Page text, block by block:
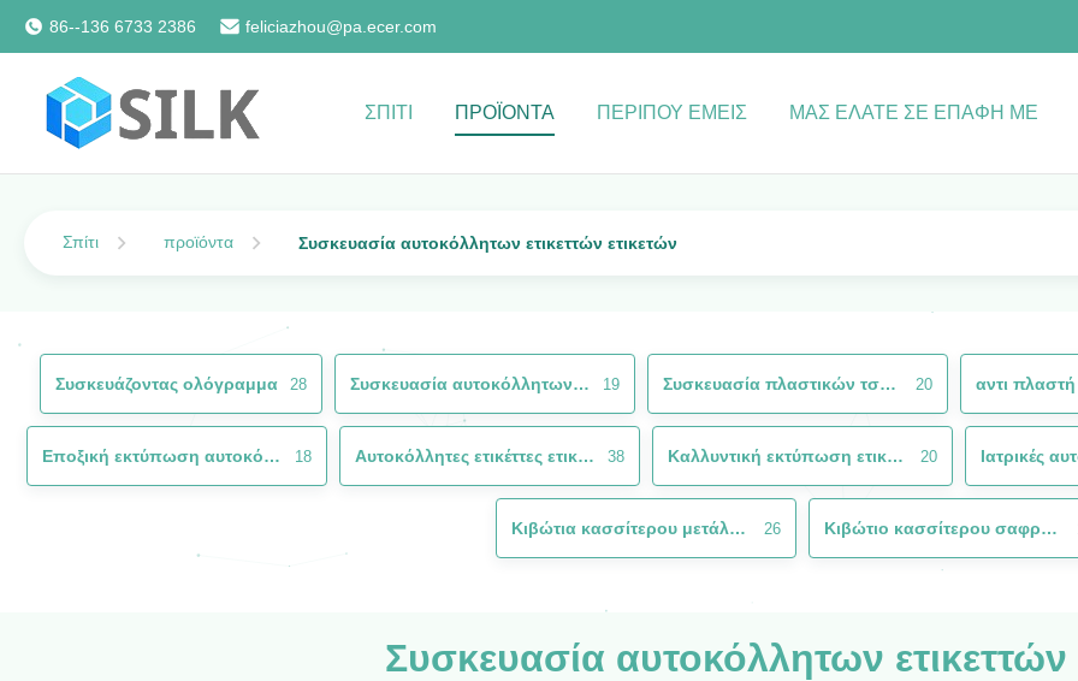
86--136 6733 2386 feliciazhou@pa.ecer.com
ΣΠΊΤΙ ΠΡΟΪΌΝΤΑ ΠΕΡΊΠΟΥ ΕΜΕΊΣ ΜΑΣ ΕΛΆΤΕ ΣΕ ΕΠΑΦΉ ΜΕ
Σπίτι προϊόντα Συσκευασία αυτοκόλλητων ετικεττών ετικετών
Συσκευάζοντας ολόγραμμα 28 Συσκευασία αυτοκόλλητων ετικεττών ετικετών 19 Συσκευασία πλαστικών τσαντών 20
Εποξική εκτύπωση αυτοκόλλητων ετικεττών 18 Αυτοκόλλητες ετικέττες ετικετών κρασιού 38 Καλλυντική εκτύπωση ετικετών 20
Κιβώτια κασσίτερου μετάλλων 26 Κιβώτιο κασσίτερου σαφρανιού
Συσκευασία αυτοκόλλητων ετικεττών